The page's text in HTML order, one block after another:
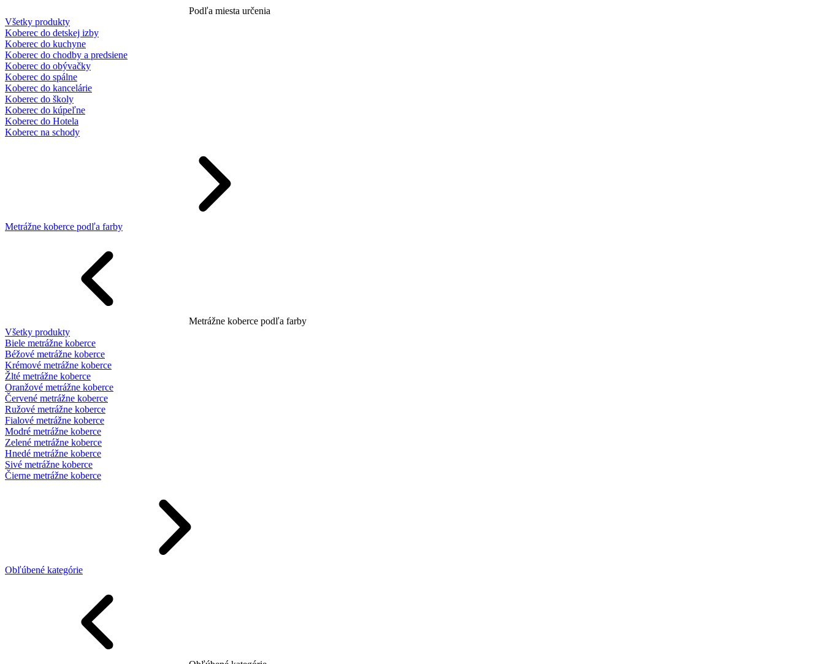
Podľa miesta určenia
Všetky produkty
Koberec do detskej izby
Koberec do kuchyne
Koberec do chodby a predsiene
Koberec do obývačky
Koberec do spálne
Koberec do kancelárie
Koberec do školy
Koberec do kúpeľne
Koberec do Hotela
Koberec na schody
Metrážne koberce podľa farby
Metrážne koberce podľa farby
Všetky produkty
Biele metrážne koberce
Béžové metrážne koberce
Krémové metrážne koberce
Žlté metrážne koberce
Oranžové metrážne koberce
Červené metrážne koberce
Ružové metrážne koberce
Fialové metrážne koberce
Modré metrážne koberce
Zelené metrážne koberce
Hnedé metrážne koberce
Sivé metrážne koberce
Čierne metrážne koberce
Obľúbené kategórie